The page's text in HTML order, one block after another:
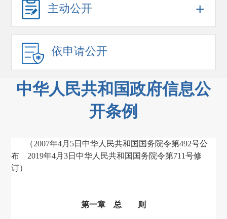
主动公开 +
依申请公开
中华人民共和国政府信息公
开条例
（2007年4月 5日中华人民共和国国务院令第492号公
布 2019年4月3日中华人民共和国国务院令第711号修
订）
第一章 总 则